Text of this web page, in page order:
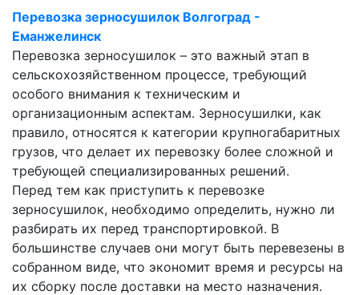
Перевозка зерносушилок Волгоград -
Еманжелинск
Перевозка зерносушилок – это важный этап в
сельскохозяйственном процессе, требующий
особого внимания к техническим и
организационным аспектам. Зерносушилки, как
правило, относятся к категории крупногабаритных
грузов, что делает их перевозку более сложной и
требующей специализированных решений.
Перед тем как приступить к перевозке
зерносушилок, необходимо определить, нужно ли
разбирать их перед транспортировкой. В
большинстве случаев они могут быть перевезены в
собранном виде, что экономит время и ресурсы на
их сборку после доставки на место назначения.